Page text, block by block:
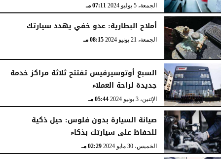
الجمعة، 5 يوليو 2024 07:11 مـ
أملاح البطارية: عدو خفي يهدد سيارتك
الجمعة، 21 يونيو 2024 08:15 مـ
السبع أوتوسيرفيس تفتتح ثلاثة مراكز خدمة
جديدة لراحة العملاء
الإثنين، 3 يونيو 2024 05:44 مـ
صيانة السيارة بدون فلوس: حيل ذكية
للحفاظ على سيارتك بذكاء
الخميس، 30 مايو 2024 02:29 مـ